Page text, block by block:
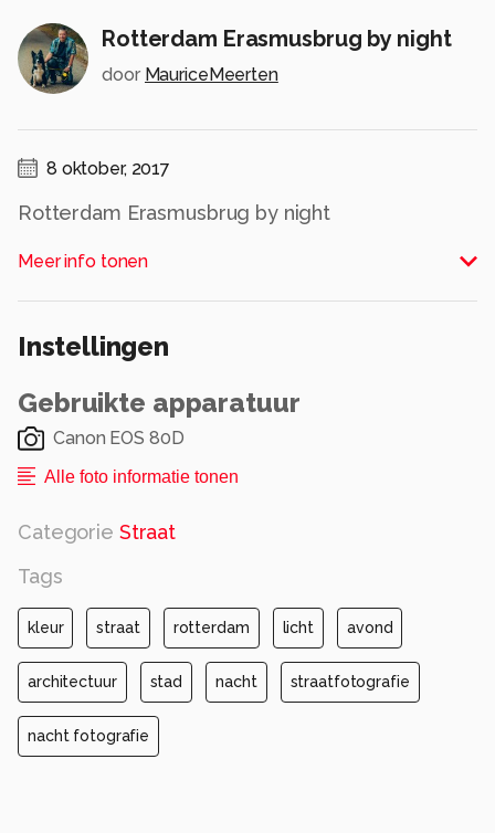
Rotterdam Erasmusbrug by night
door MauriceMeerten
8 oktober, 2017
Rotterdam Erasmusbrug by night
Alle rechten voorbehouden
Meer info tonen
Instellingen
Gebruikte apparatuur
Canon EOS 80D
Alle foto informatie tonen
Categorie Straat
Tags
kleur straat rotterdam licht avond
architectuur stad nacht straatfotografie
nacht fotografie